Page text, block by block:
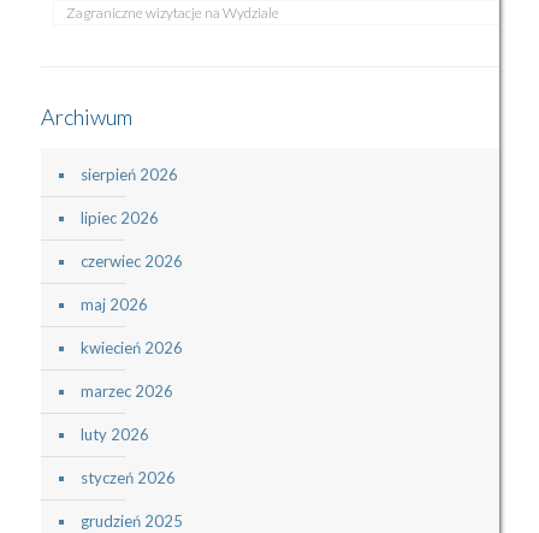
Zagraniczne wizytacje na Wydziale
Archiwum
sierpień 2026
lipiec 2026
czerwiec 2026
maj 2026
kwiecień 2026
marzec 2026
luty 2026
styczeń 2026
grudzień 2025